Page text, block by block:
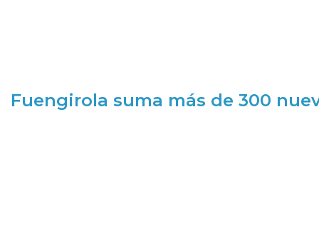
Fuengirola suma más de 300